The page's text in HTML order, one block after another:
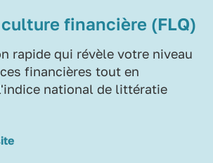
financière (FLQ)
rapide qui révèle votre niveau
financières tout en
national de littératie